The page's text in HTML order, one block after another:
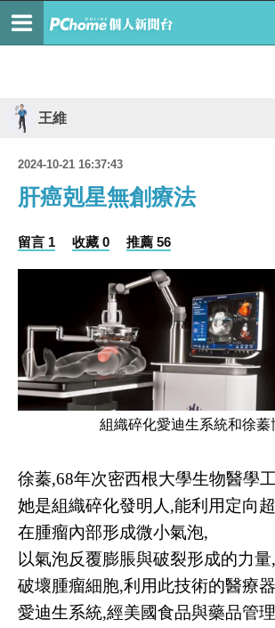
王維
2024-10-21 16:37:43
肝癌剋星無創療法
留言 1 收藏 0 推薦 56
組織碎化愛迪生系統和徐蓁
徐蓁,68年次密西根大學生物醫學
她是組織碎化發明人,能利用定向
在腫瘤內部形成微小氣泡,
以氣泡反覆膨脹與破裂形成的力量,
破壞腫瘤細胞,利用此技術的醫療
愛迪生系統,經美國食品與藥品管